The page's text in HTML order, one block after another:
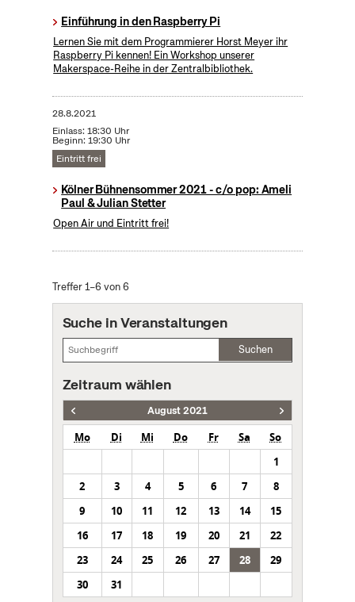
Einführung in den Raspberry Pi
Lernen Sie mit dem Programmierer Horst Meyer ihr
Raspberry Pi kennen! Ein Workshop unserer
Makerspace-Reihe in der Zentralbibliothek.
28.8.2021
Einlass: 18:30 Uhr
Beginn: 19:30 Uhr
Eintritt frei
Kölner Bühnensommer 2021 - c/o pop: Ameli
Paul & Julian Stetter
Open Air und Eintritt frei!
Treffer 1–6 von 6
Suche in Veranstaltungen
Suchen
Zeitraum wählen
August 2021
Mo Di Mi Do Fr Sa
So
1
2
3 4 5 6 7
8
9
10 11 12 13 14
15
16
17 18 19 20 21
22
23
24 25 26 27 28
29
30
31